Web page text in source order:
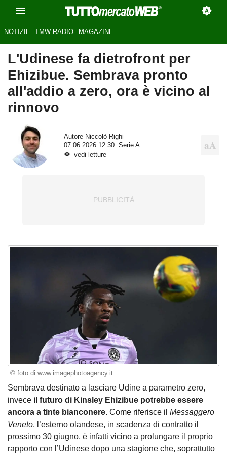
NOTIZIE TMW RADIO MAGAZINE
L'Udinese fa dietrofront per
Ehizibue. Sembrava pronto
all'addio a zero, ora è vicino al
rinnovo
Autore Niccolò Righi
07.06.2026 12:30
Serie A
vedi letture
© foto di www.imagephotoagency.it
Sembrava destinato a lasciare Udine a parametro zero,
invece il futuro di Kinsley Ehizibue potrebbe essere
ancora a tinte bianconere. Come riferisce il Messaggero
Veneto, l’esterno olandese, in scadenza di contratto il
prossimo 30 giugno, è infatti vicino a prolungare il proprio
rapporto con l’Udinese dopo una stagione che, soprattutto